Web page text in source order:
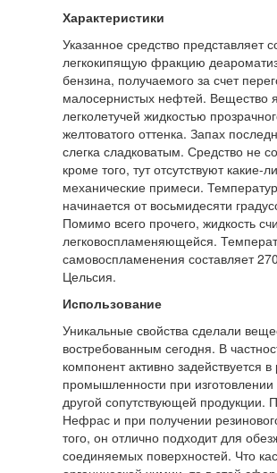
Характеристики
Указанное средство представляет
легкокипящую фракцию
бензина, получаемого за счет
малосернистых нефтей. Вещество
легколетучей жидкостью
желтоватого оттенка. Запах
слегка сладковатым. Средство не
кроме того, тут отсутствуют какие-
механические примеси.
начинается от восьмидесяти
Помимо всего прочего, жидкость
легковоспламеняющейся.
самовоспламенения составляет
Цельсия.
Использование
Уникальные свойства сделали
востребованным сегодня. В
компонент активно задействуется
промышленности при
другой сопутствующей продукции.
Нефрас и при получении
того, он отлично подходит для
соединяемых поверхностей. Что